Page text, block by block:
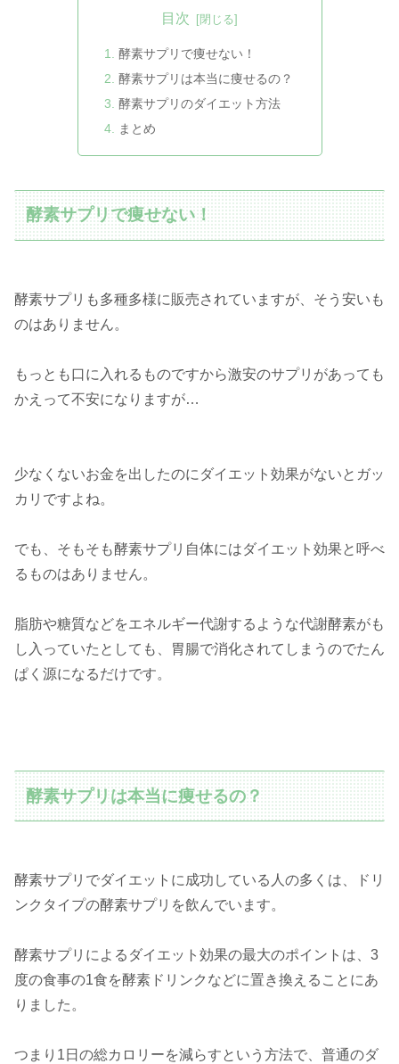
目次
酵素サプリで痩せない！
酵素サプリは本当に痩せるの？
酵素サプリのダイエット方法
まとめ
酵素サプリで痩せない！
酵素サプリも多種多様に販売されていますが、そう安いも
のはありません。
もっとも口に入れるものですから激安のサプリがあっても
かえって不安になりますが…
少なくないお金を出したのにダイエット効果がないとガッ
カリですよね。
でも、そもそも酵素サプリ自体にはダイエット効果と呼べ
るものはありません。
脂肪や糖質などをエネルギー代謝するような代謝酵素がも
し入っていたとしても、胃腸で消化されてしまうのでたん
ぱく源になるだけです。
酵素サプリは本当に痩せるの？
酵素サプリでダイエットに成功している人の多くは、ドリ
ンクタイプの酵素サプリを飲んでいます。
酵素サプリによるダイエット効果の最大のポイントは、3
度の食事の1食を酵素ドリンクなどに置き換えることにあ
りました。
つまり1日の総カロリーを減らすという方法で、普通のダ